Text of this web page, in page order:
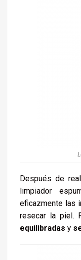
Después de
limpiador
eficazmente las
resecar la piel.
equilibradas y